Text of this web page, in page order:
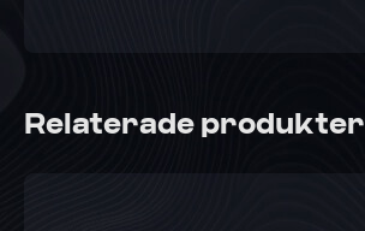
Relaterade produkter